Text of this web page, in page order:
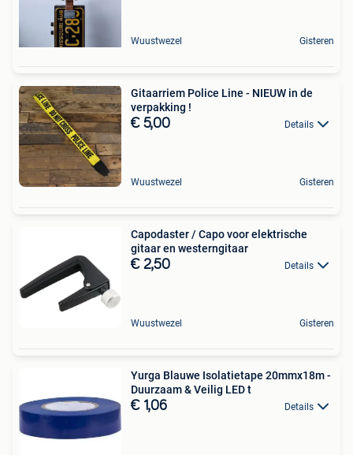
Wuustwezel Gisteren
Gitaarriem Police Line - NIEUW in de
verpakking !
€ 5,00 Details
Wuustwezel Gisteren
Capodaster / Capo voor elektrische
gitaar en westerngitaar
€ 2,50 Details
Wuustwezel Gisteren
Yurga Blauwe Isolatietape 20mmx18m -
Duurzaam & Veilig LED t
€ 1,06 Details